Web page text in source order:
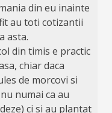
din eu inainte
au toti cotizantii
asta.
din timis e practic
chiar daca
de morcovi si
numai ca au
ci si au plantat